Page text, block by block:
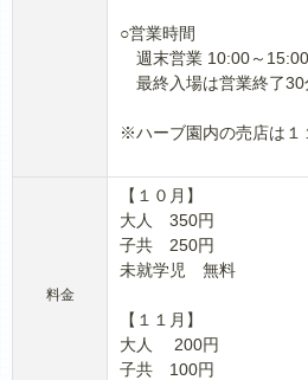
○営業時間
週末営業 10:00～15:00
最終入場は営業終了30
※ハーブ園内の売店は１
料金
【１０月】
大人 350円
子共 250円
未就学児 無料
【１１月】
大人 200円
子共 100円